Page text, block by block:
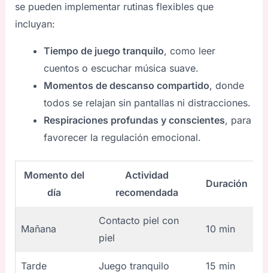
se pueden implementar rutinas flexibles que
incluyan:
Tiempo de juego tranquilo, como leer
cuentos o escuchar música suave.
Momentos de descanso compartido, donde
todos se relajan sin pantallas ni distracciones.
Respiraciones profundas y conscientes, para
favorecer la regulación emocional.
Momento del
día
Actividad
recomendada
Duración
Mañana
Contacto piel con
piel
10 min
Tarde Juego tranquilo 15 min